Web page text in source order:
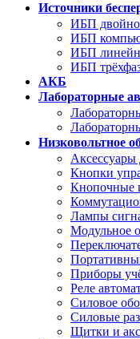
Источники
ИБП
ИБП
ИБП
ИБП
АКБ
Лабораторные
Низковольтное
Аксессуары
Кнопки
Кнопочные
Лампы
Модульное
Приборы
Реле
Силовое
Силовые
Щитки и